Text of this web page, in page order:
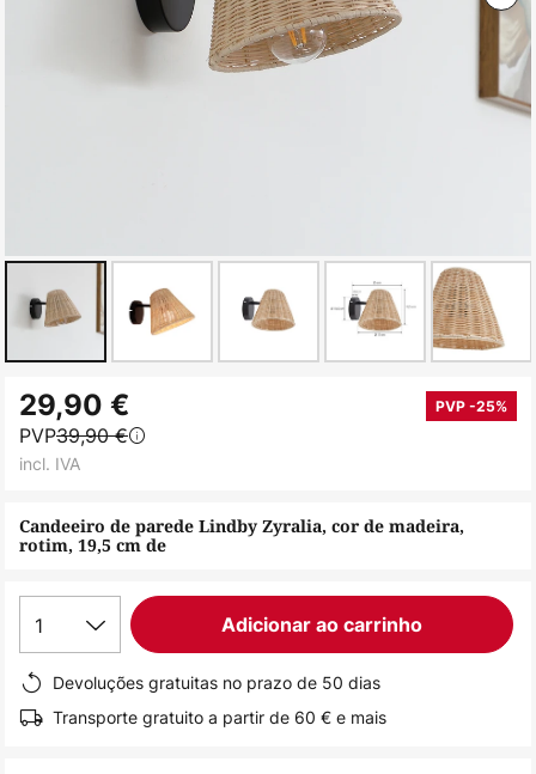
para
início
Galeria
de
imagens
Candeeiro de parede Lindby Zyralia, cor de madeira,
rotim, 19,5 cm de
29,90 € PVP -25%
PVP39,90 €
incl. IVA
1 Adicionar ao carrinho
Devoluções gratuitas no prazo de 50 dias
Transporte gratuito a partir de 60 € e mais